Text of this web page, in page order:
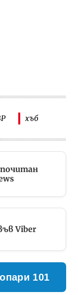
хъб
Viber
101